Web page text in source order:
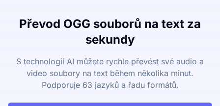
Převod OGG souborů na text za
sekundy
S technologií AI můžete rychle převést své audio a
video soubory na text během několika minut.
Podporuje 63 jazyků a řadu formátů.